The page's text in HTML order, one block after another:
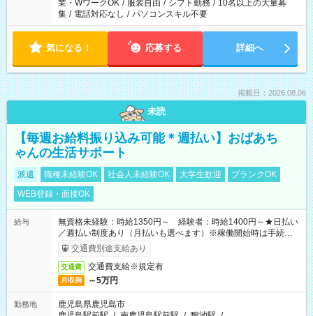
業・WワークOK / 服装自由 / シフト勤務 / 10名以上の大量募
集 / 電話対応なし / パソコンスキル不要
気になる！ 応募する 詳細へ
掲載日：2026.08.06
未読
【毎週お給料振り込み可能＊週払い】おばあち
ゃんの生活サポート
派遣 職種未経験OK 社会人未経験OK 大学生歓迎
ブランクOK
WEB登録・面接OK
給与
無資格未経験：時給1350円～ 経験者：時給1400円～★日払い
／週払い制度あり（月払いも選べます）※稼働開始時は手続き完
了次第のお支払いとなります。
交通費別途支給あり
交通費 交通費支給※規定有
月収例 ～5万円
勤務地
鹿児島県鹿児島市